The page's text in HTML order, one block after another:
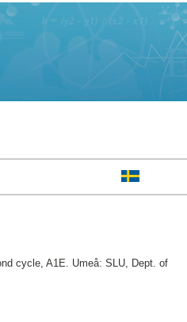
cycle, A1E. Umeå: SLU, Dept. of